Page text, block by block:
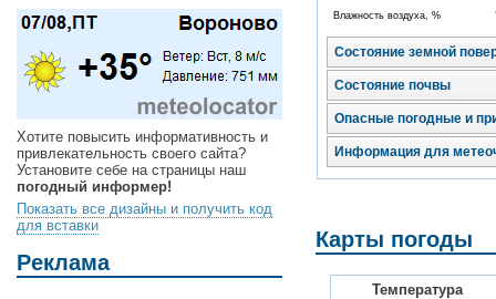
Хотите повысить информативность и
привлекательность своего сайта?
Установите себе на страницы наш
погодный информер!
Показать все дизайны и получить код
для вставки
Реклама
Влажность воздуха, %
Состояние земной
Состояние почвы
Опасные погодные и
Информация для
Карты погоды
Температура